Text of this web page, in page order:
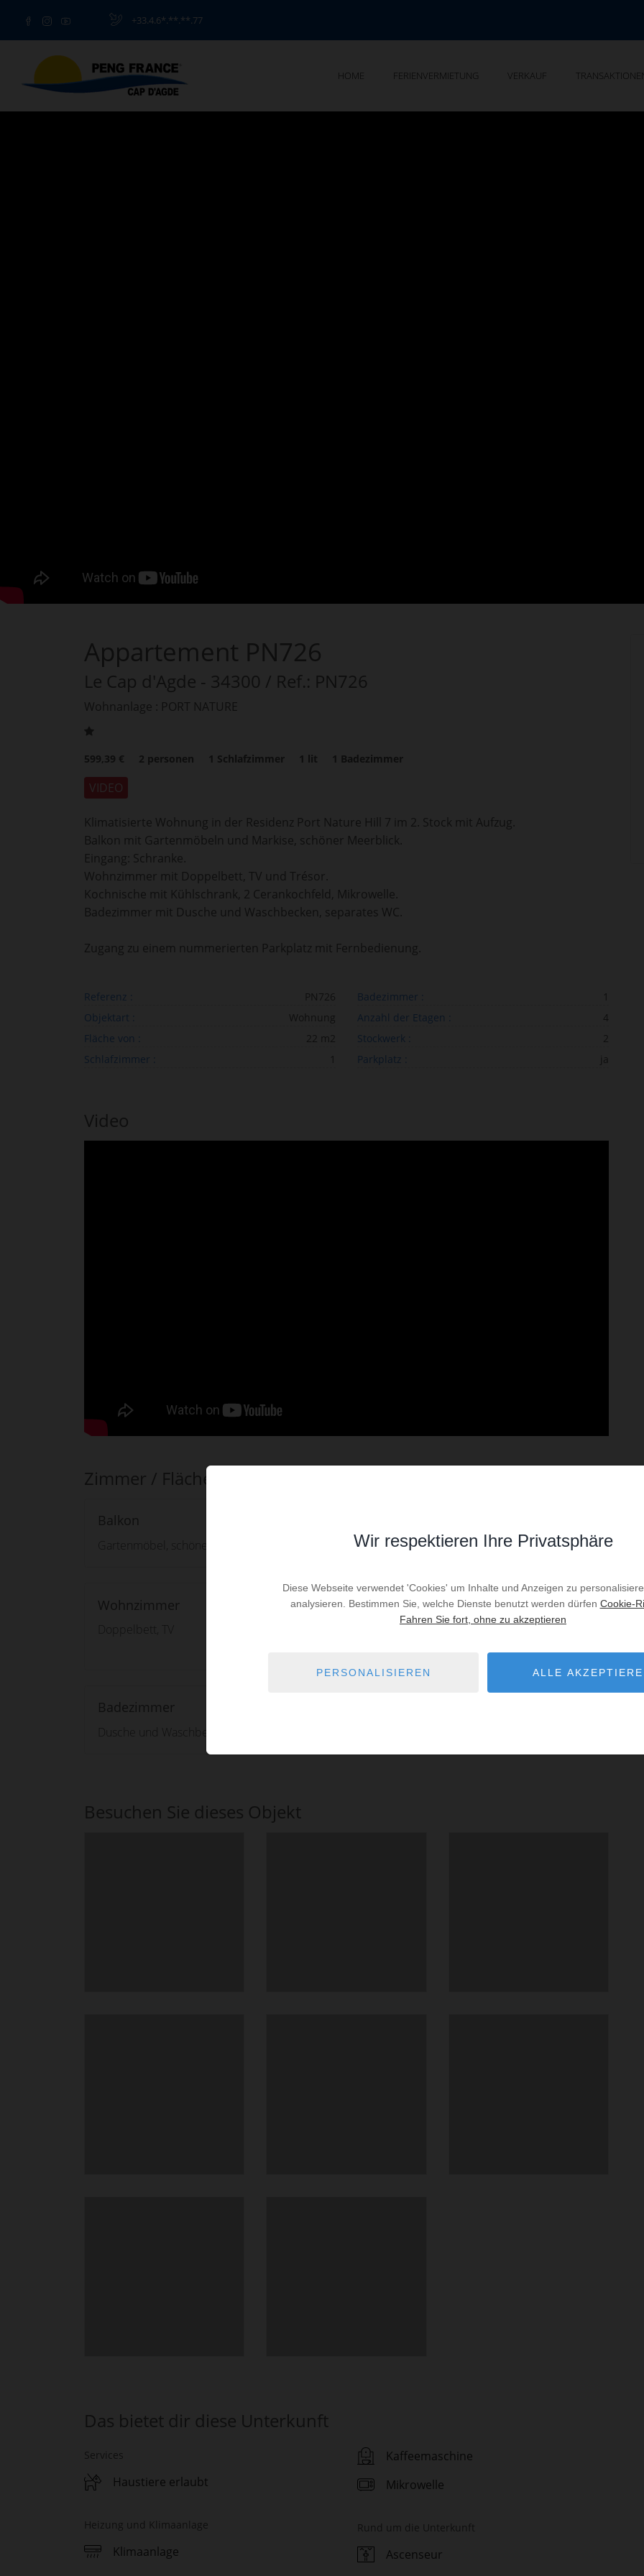
+33.4.6*.**.**.77
HOME FERIENVERMIETUNG VERKAUF
Appartement PN726
Le Cap d'Agde - 34300 / Ref.: PN726
Wohnanlage : PORT NATURE
599,39 € 2 personen 1 Schlafzimmer 1 lit 1 Badezimmer
VIDEO
Klimatisierte Wohnung in der Residenz Port Nature Hill 7 im 2. Stock mit Aufzug.
Balkon mit Gartenmöbeln und Markise, schöner Meerblick.
Eingang: Schranke.
Wohnzimmer mit Doppelbett, TV und Trésor.
Kochnische mit Kühlschrank, 2 Cerankochfeld, Mikrowelle.
Badezimmer mit Dusche und Waschbecken, separates WC.
Zugang zu einem nummerierten Parkplatz mit Fernbedienung.
Referenz :
PN726
Objektart :
Wohnung
Fläche von :
22 m2
Schlafzimmer :
Badezimmer :
Anzahl der Etagen :
4
Stockwerk :
2
Parkplatz :
ja
Video
Zimmer / Flächen
Balkon
Gartenmöbel, schöner Blick aufs Meer Schranke und Trésor
Wohnzimmer
Doppelbett, TV
Kochnische
Kühlschrank, 2 Glaskeramik-Kochplatten,
Badezimmer
Dusche und Waschbecken, separates WC
Besuchen Sie dieses Objekt
Das bietet dir diese Unterkunft
Services
Haustiere erlaubt
Heizung und Klimaanlage
Klimaanlage
Kaffeemaschine
Mikrowelle
Rund um die Unterkunft
Ascenseur
Wir respektieren Ihre Privatsphäre
Diese Webseite verwendet 'Cookies' um Inhalte und Anzeigen zu
analysieren. Bestimmen Sie, welche Dienste benutzt werden dürfen Cookie-
Fahren Sie fort, ohne zu akzeptieren
PERSONALISIEREN ALLE